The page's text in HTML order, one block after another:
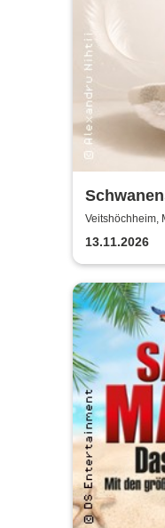
Ballet
Veitshöchheim,
13.11.2026